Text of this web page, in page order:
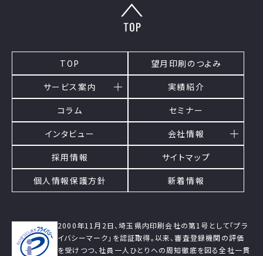
TOP
望月印刷のつよみ
サービス案内
実績紹介
コラム
セミナー
インタビュー
会社情報
採用情報
サイトマップ
個人情報保護方針
新着情報
2000年11月2日、埼玉県内印刷会社の第1号として「プラ
イバシーマーク」を認証取得。以来、審査登録機関の評価
を受けつつ、社員一人ひとりへの周知徹底を図る全社一貫